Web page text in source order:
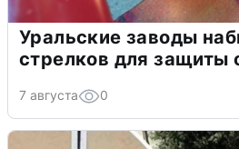
Уральские заводы
стрелков для защиты
7 августа 0